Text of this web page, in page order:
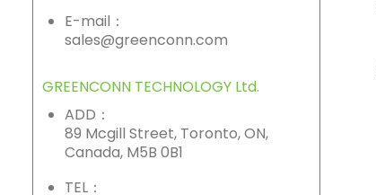
E-mail：
sales@greenconn.com
GREENCONN TECHNOLOGY Ltd.
ADD：
89 Mcgill Street, Toronto, ON,
Canada, M5B 0B1
TEL：